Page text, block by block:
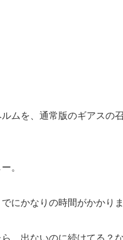
ムを、通常版のギアスの
。
にかなりの時間がかかりま
ら、出ないのに続けてる？